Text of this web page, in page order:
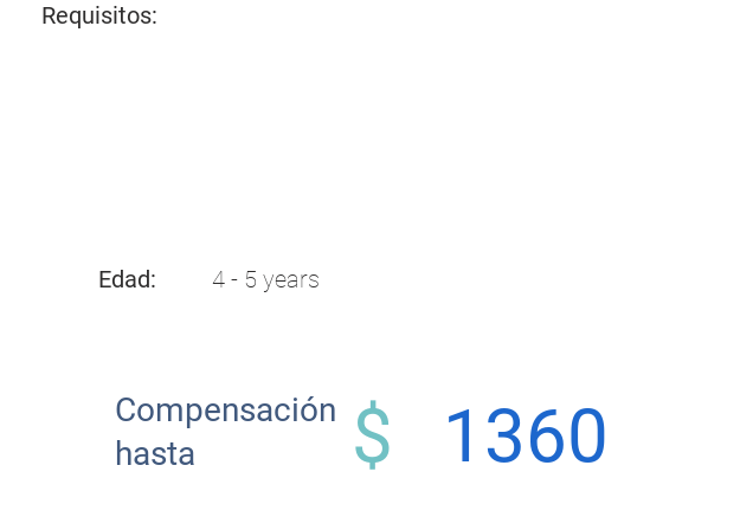
Edad: 4 - 5 years
Requisitos:
Compensación
hasta
1360
$